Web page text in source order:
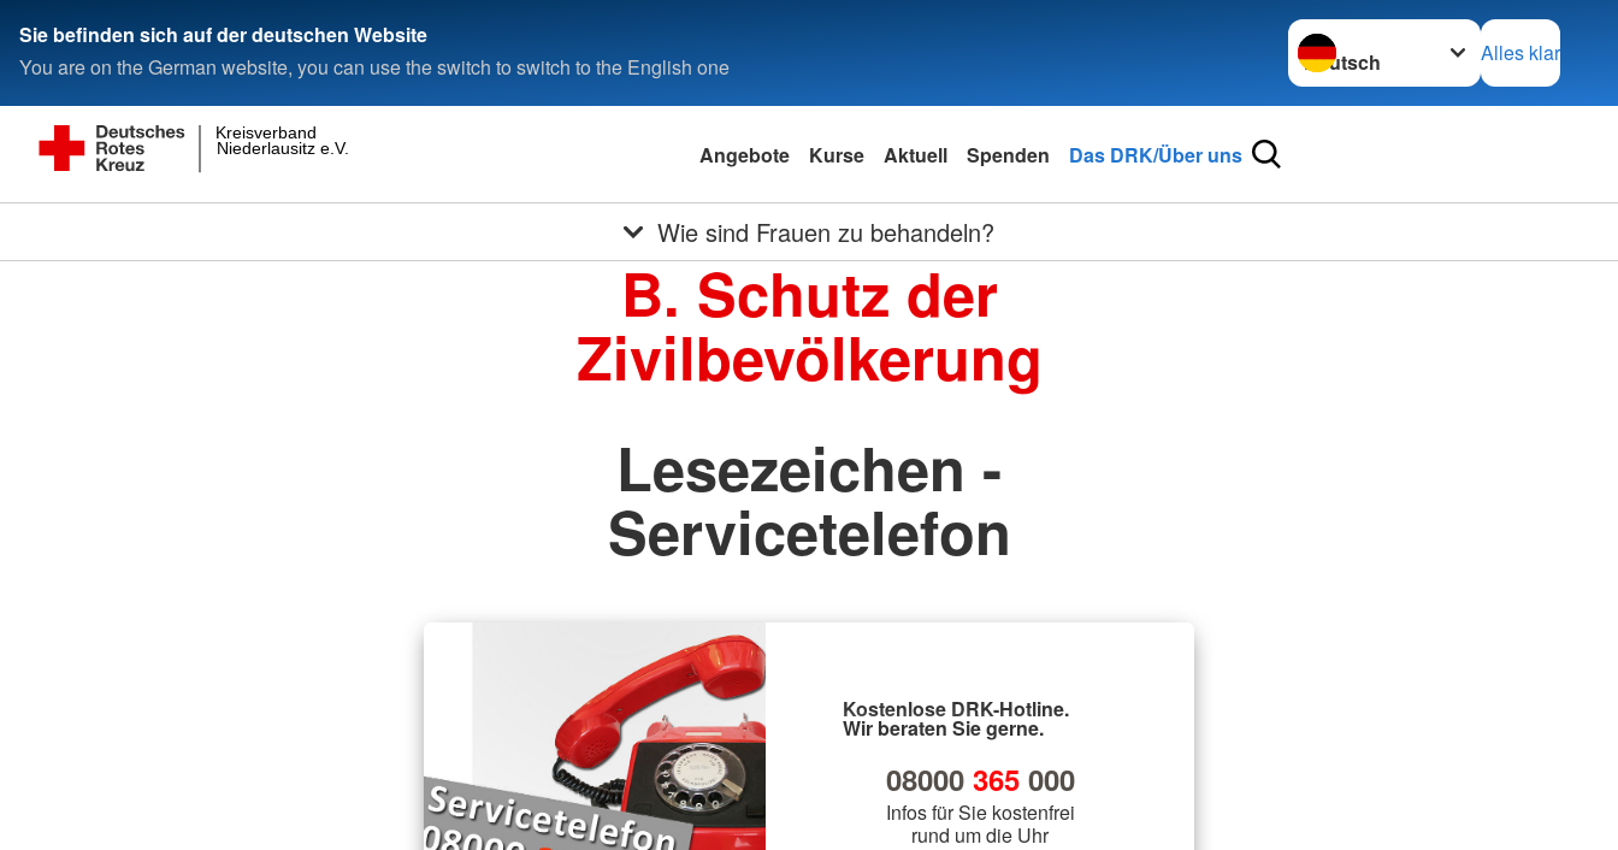
Sie befinden sich auf der deutschen Website
You are on the German website, you can use the switch to switch to the English one
Sprache wechseln zu
Alles klar
Niederlausitz e.V.
Kreisverband
Angebote Kurse Aktuell Spenden Das DRK/Über uns
Wie sind Frauen zu behandeln?
B. Schutz der
Zivilbevölkerung
Lesezeichen -
Servicetelefon
Kostenlose DRK-Hotline.
Wir beraten Sie gerne.
08000 365000
Infos für Sie kostenfrei
rund um die Uhr